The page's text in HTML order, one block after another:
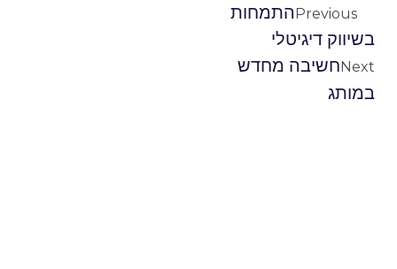
Previousהתמחות
בשיווק דיגיטלי
Nextחשיבה מחדש
במותג